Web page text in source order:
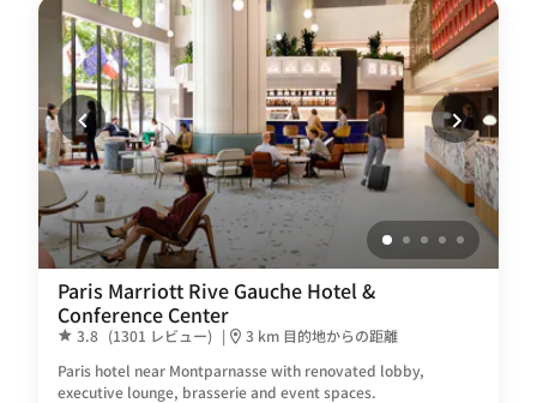
Paris Marriott Rive Gauche Hotel &
Conference Center
3.8 (1301 レビュー) |
3 km 目的地からの距離
Paris hotel near Montparnasse with renovated lobby,
executive lounge, brasserie and event spaces.